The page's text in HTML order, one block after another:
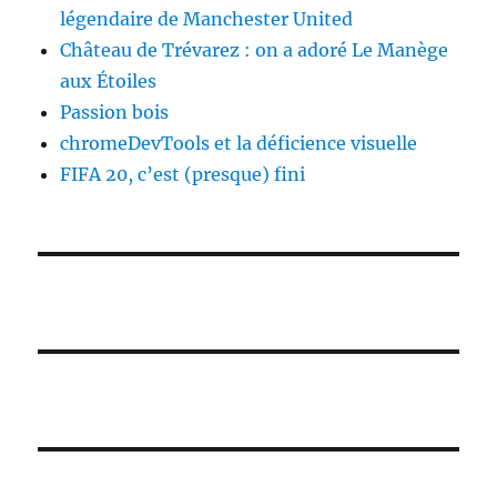
légendaire de Manchester United
Château de Trévarez : on a adoré Le Manège
aux Étoiles
Passion bois
chromeDevTools et la déficience visuelle
FIFA 20, c’est (presque) fini